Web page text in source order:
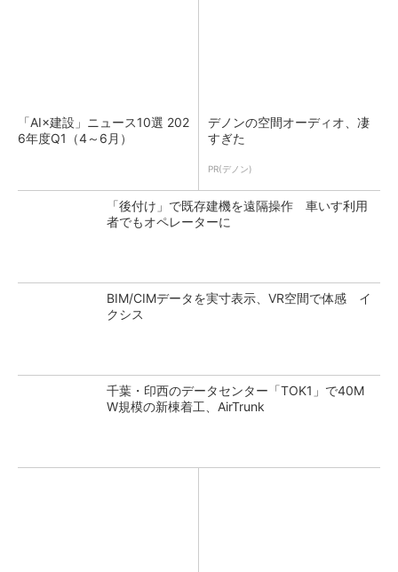
「AI×建設」ニュース10選 202
6年度Q1（4～6月）
デノンの空間オーディオ、凄
すぎた
PR(デノン)
「後付け」で既存建機を遠隔操作 車いす利用
者でもオペレーターに
BIM/CIMデータを実寸表示、VR空間で体感 イ
クシス
千葉・印西のデータセンター「TOK1」で40M
W規模の新棟着工、AirTrunk